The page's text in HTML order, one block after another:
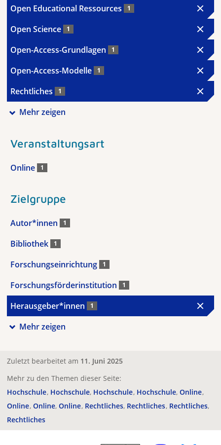
Open Educational Ressources 1
Open Science 1
Open-Access-Grundlagen 1
Open-Access-Modelle 1
Rechtliches 1
Mehr zeigen
Veranstaltungsart
Online 1
Zielgruppe
Autor*innen 1
Bibliothek 1
Forschungseinrichtung 1
Forschungsförderinstitution 1
Herausgeber*innen 1
Mehr zeigen
Zuletzt bearbeitet am 11. Juni 2025
Mehr zu den Themen dieser Seite:
Hochschule Hochschule Hochschule Hochschule Online
Online Online Online Rechtliches Rechtliches Rechtliches
Rechtliches